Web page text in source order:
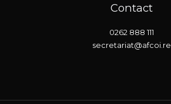
Contact
0262 888 111
secretariat@afcoi.re